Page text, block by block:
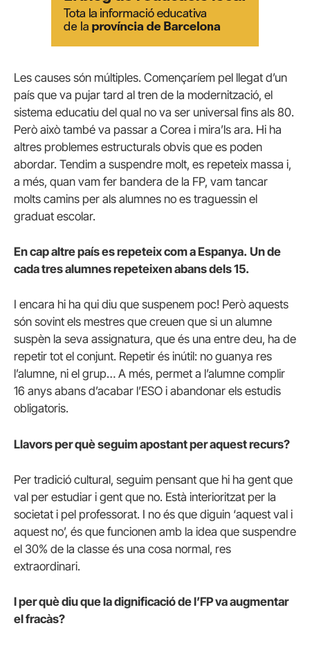
Les causes són múltiples. Començaríem pel llegat d’un
país que va pujar tard al tren de la modernització, el
sistema educatiu del qual no va ser universal fins als 80.
Però això també va passar a Corea i mira’ls ara. Hi ha
altres problemes estructurals obvis que es poden
abordar. Tendim a suspendre molt, es repeteix massa i,
a més, quan vam fer bandera de la FP, vam tancar
molts camins per als alumnes no es traguessin el
graduat escolar.
En cap altre país es repeteix com a Espanya. Un de
cada tres alumnes repeteixen abans dels 15.
I encara hi ha qui diu que suspenem poc! Però aquests
són sovint els mestres que creuen que si un alumne
suspèn la seva assignatura, que és una entre deu, ha de
repetir tot el conjunt. Repetir és inútil: no guanya res
l’alumne, ni el grup… A més, permet a l’alumne complir
16 anys abans d’acabar l’ESO i abandonar els estudis
obligatoris.
Llavors per què seguim apostant per aquest recurs?
Per tradició cultural, seguim pensant que hi ha gent que
val per estudiar i gent que no. Està interioritzat per la
societat i pel professorat. I no és que diguin ‘aquest val i
aquest no’, és que funcionen amb la idea que suspendre
el 30% de la classe és una cosa normal, res
extraordinari.
I per què diu que la dignificació de l’FP va augmentar
el fracàs?